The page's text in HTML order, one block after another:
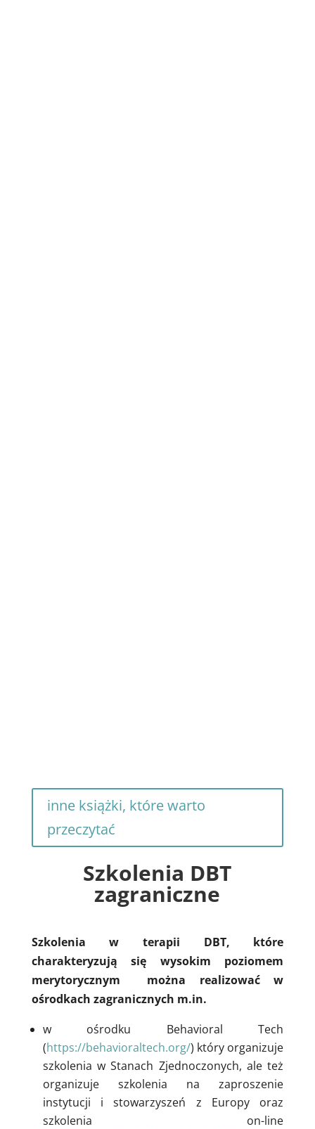
inne książki, które warto
przeczytać
Szkolenia DBT
zagraniczne
Szkolenia w terapii DBT, które
charakteryzują się wysokim poziomem
merytorycznym można realizować w
ośrodkach zagranicznych m.in.
w ośrodku Behavioral Tech
(https://behavioraltech.org/) który organizuje
szkolenia w Stanach Zjednoczonych, ale też
organizuje szkolenia na zaproszenie
instytucji i stowarzyszeń z Europy oraz
szkolenia on-line